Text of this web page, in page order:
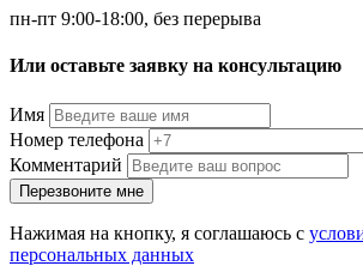
пн-пт 9:00-18:00, без перерыва
Или оставьте заявку на консультацию
Имя
Номер телефона
Комментарий
Перезвоните мне
Нажимая на кнопку, я соглашаюсь с
персональных данных